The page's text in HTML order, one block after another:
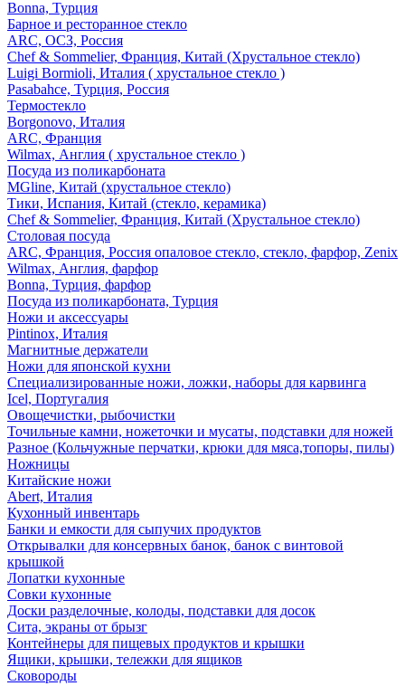
Bonna, Турция
Барное и ресторанное стекло
ARC, ОСЗ, Россия
Chef & Sommelier, Франция, Китай (Хрустальное стекло)
Luigi Bormioli, Италия ( хрустальное стекло )
Pasabahce, Турция, Россия
Термостекло
Borgonovo, Италия
ARC, Франция
Wilmax, Англия ( хрустальное стекло )
Посуда из поликарбоната
MGline, Китай (хрустальное стекло)
Тики, Испания, Китай (стекло, керамика)
Chef & Sommelier, Франция, Китай (Хрустальное стекло)
Столовая посуда
ARC, Франция, Россия опаловое стекло, стекло, фарфор, Zenix
Wilmax, Англия, фарфор
Bonna, Турция, фарфор
Посуда из поликарбоната, Турция
Ножи и аксессуары
Pintinox, Италия
Магнитные держатели
Ножи для японской кухни
Специализированные ножи, ложки, наборы для карвинга
Icel, Португалия
Овощечистки, рыбочистки
Точильные камни, ножеточки и мусаты, подставки для ножей
Разное (Кольчужные перчатки, крюки для мяса,топоры, пилы)
Ножницы
Китайские ножи
Abert, Италия
Кухонный инвентарь
Банки и емкости для сыпучих продуктов
Открывалки для консервных банок, банок с винтовой
крышкой
Лопатки кухонные
Совки кухонные
Доски разделочные, колоды, подставки для досок
Сита, экраны от брызг
Контейнеры для пищевых продуктов и крышки
Ящики, крышки, тележки для ящиков
Сковороды